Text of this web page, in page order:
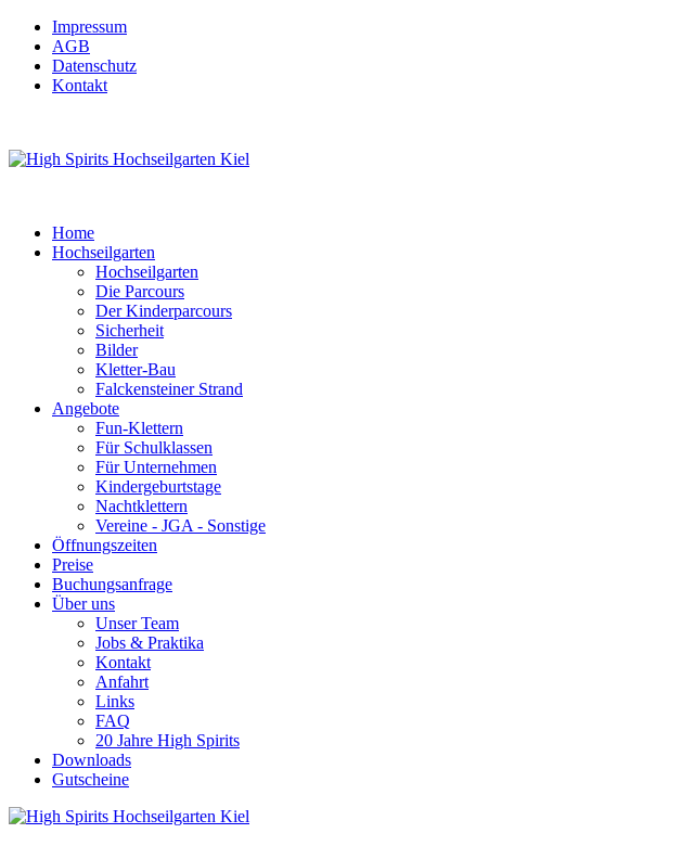
Impressum
AGB
Datenschutz
Kontakt
Home
Hochseilgarten
Hochseilgarten
Die Parcours
Der Kinderparcours
Sicherheit
Bilder
Kletter-Bau
Falckensteiner Strand
Angebote
Fun-Klettern
Für Schulklassen
Für Unternehmen
Kindergeburtstage
Nachtklettern
Vereine - JGA - Sonstige
Öffnungszeiten
Preise
Buchungsanfrage
Über uns
Unser Team
Jobs & Praktika
Kontakt
Anfahrt
Links
FAQ
20 Jahre High Spirits
Downloads
Gutscheine